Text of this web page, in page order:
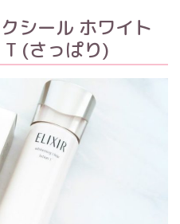
シール ホワイト
T (さっぱり)